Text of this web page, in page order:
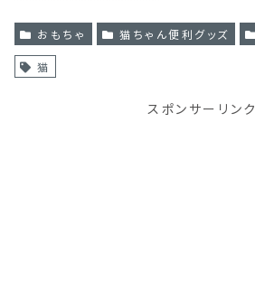
おもちゃ 猫ちゃん便利グッズ
猫
スポンサーリンク